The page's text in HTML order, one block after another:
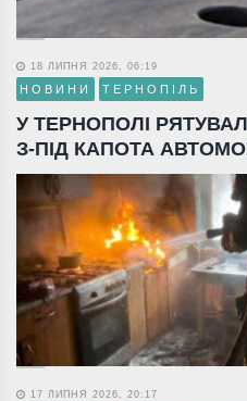
18 ЛИПНЯ 2026, 06:19
НОВИНИ ТЕРНОПІЛЬ
У ТЕРНОПОЛІ
З-ПІД КАПОТА
17 ЛИПНЯ 2026, 20:17